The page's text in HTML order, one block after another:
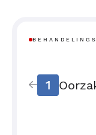
1